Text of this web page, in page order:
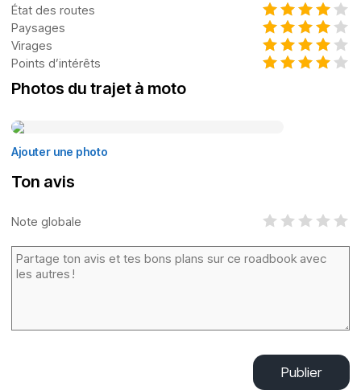
État des routes
Paysages
Virages
Points d’intérêts
Photos du trajet à moto
Ajouter une photo
Ton avis
Note globale
Publier